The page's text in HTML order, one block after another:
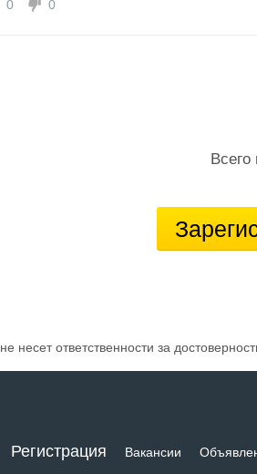
0 0
несет ответственности за
Регистрация Вакансии